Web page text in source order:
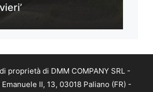
proprietà di DMM COMPANY SRL -
II, 13, 03018 Paliano (FR) -